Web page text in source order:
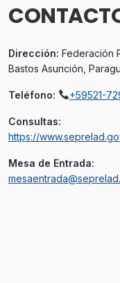
Dirección: Federación
Bastos Asunción,
Teléfono: +59521-
Consultas:
https://
Mesa de Entrada: